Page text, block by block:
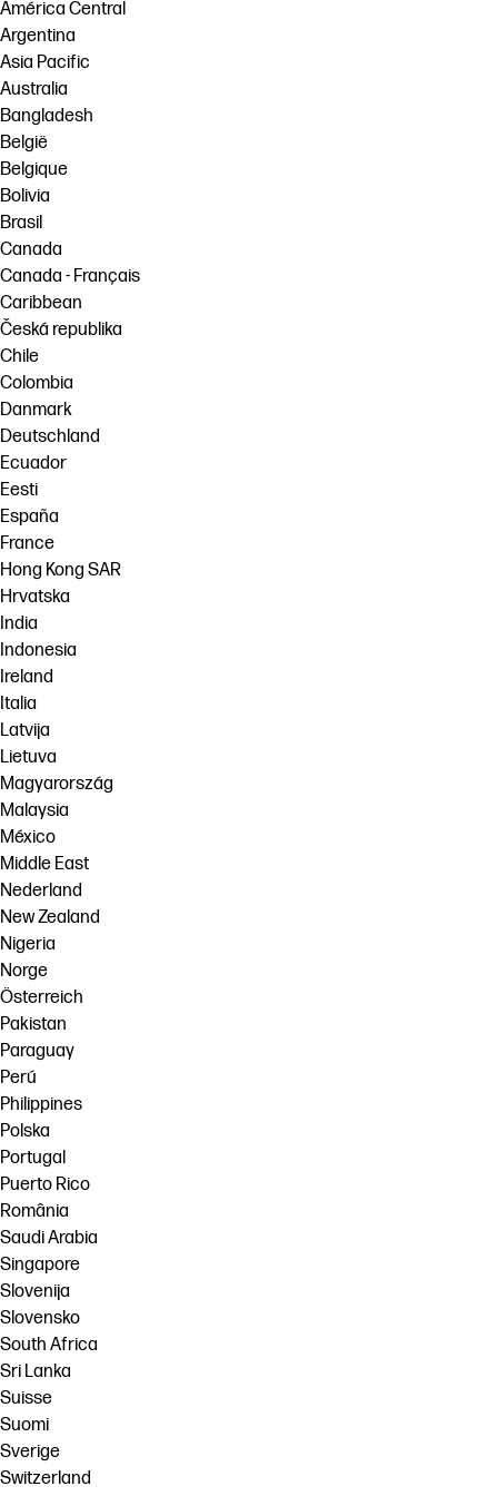
Skontaktuj się z ekspertem PrintOS
Śledź nas
Rozwiązania workflow
Zrównoważony rozwój
América Central
Argentina
Asia Pacific
Australia
Bangladesh
België
Belgique
Bolivia
Brasil
Canada
Canada - Français
Caribbean
Česká republika
Chile
Colombia
Danmark
Deutschland
Ecuador
Eesti
España
France
Hong Kong SAR
Hrvatska
India
Indonesia
Ireland
Italia
Latvija
Lietuva
Magyarország
Malaysia
México
Middle East
Nederland
New Zealand
Nigeria
Norge
Österreich
Pakistan
Paraguay
Perú
Philippines
Polska
Portugal
Puerto Rico
România
Saudi Arabia
Singapore
Slovenija
Slovensko
South Africa
Sri Lanka
Suisse
Suomi
Sverige
Switzerland